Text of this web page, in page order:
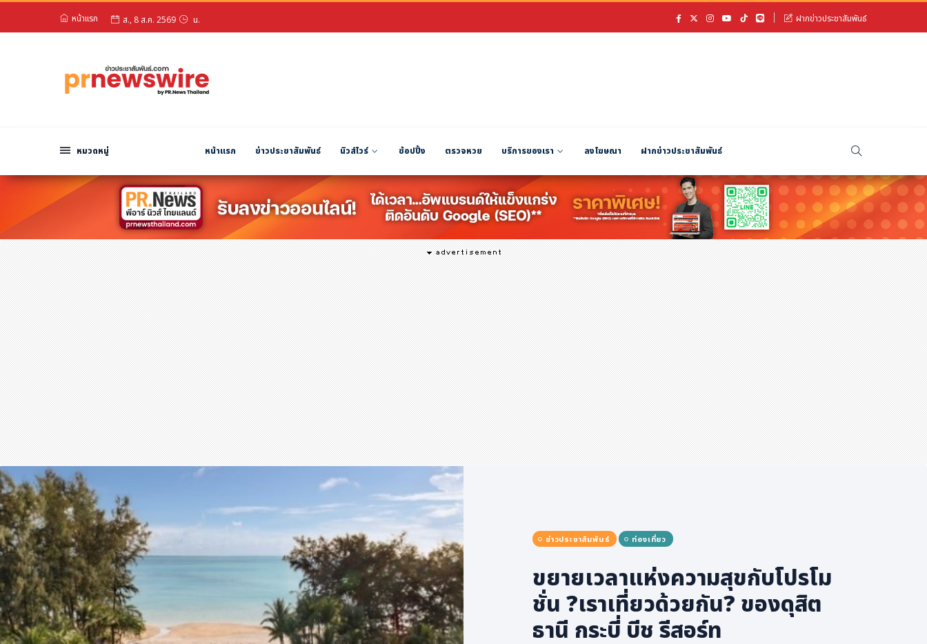
หมวดหมู่
สินค้า, บริการ
บันเทิง
นักแสดง, นักร้อง, โมเดล
อินฟลูเอนเซอร์
ไลฟ์สไตล์
ความงาม
แฟชั่น
สุขภาพ
กีฬา
อาหาร, เครื่องดื่ม
ท่องเที่ยว
โรงแรม, ที่พัก
บ้าน, คอนโด, อสังหาฯ
ประกัน
สัตว์เลี้ยง
ไอที
โทรศัพท์มือถือ
เอไอ
การศึกษา
ศิลปะ, วัฒนธรรม
ศาสนา
การเมือง
หน้าแรก
สวัสดียามดึก!
ส., 8 ส.ค. 2569
น.
ฝากข่าวประชาสัมพันธ์
หมวดหมู่ หน้าแรก ข่าวประชาสัมพันธ์ นิวส์ไวร์ ช้อปปิ้ง ตรวจหวย บริการของเรา ลงโฆษณา ฝากข่าวประชาสัมพันธ์
ข่าวประชาสัมพันธ์ ท่องเที่ยว
ขยายเวลาแห่งความสุขกับโปรโม
ชั่น ?เราเที่ยวด้วยกัน? ของดุสิต
ธานี กระบี่ บีช รีสอร์ท